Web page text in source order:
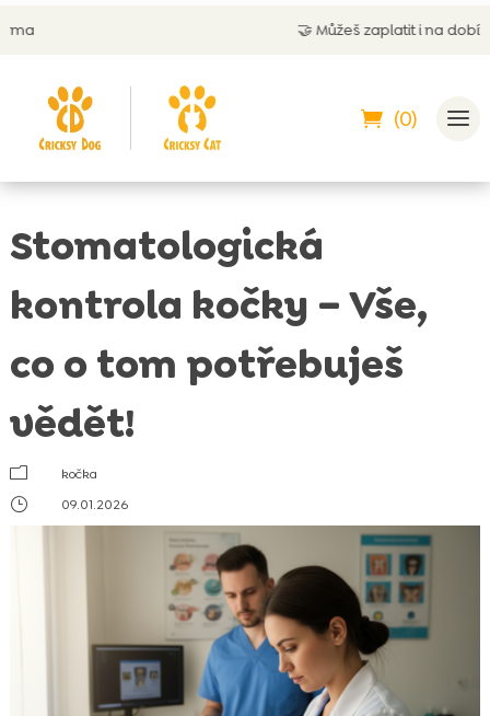
Můžeš zaplatit i na dobírku
(0)
Stomatologická
kontrola kočky – Vše,
co o tom potřebuješ
vědět!
m
kočka
}
09.01.2026